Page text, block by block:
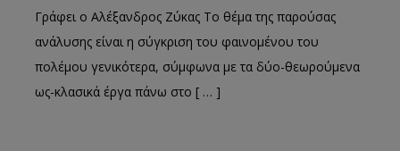
Γράφει ο Αλέξανδρος Ζύκας Το θέμα της παρούσας
ανάλυσης είναι η σύγκριση του φαινομένου του
πολέμου γενικότερα, σύμφωνα με τα δύο-θεωρούμενα
ως-κλασικά έργα πάνω στο [ … ]